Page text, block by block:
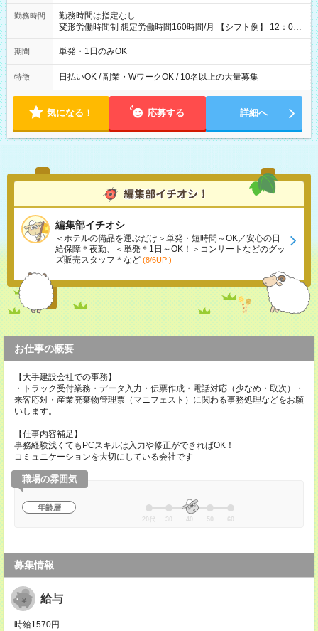
勤務時間
勤務時間は指定なし
変形労働時間制 想定労働時間160時間/月 【シフト例】 12：00
～22：00
期間 単発・1日のみOK
特徴 日払いOK / 副業・WワークOK / 10名以上の大量募集
気になる！ 応募する 詳細へ
編集部イチオシ
＜ホテルの備品を運ぶだけ＞単発・短時間～OK／安心の日
給保障＊夜勤、＜単発＊1日～OK！＞コンサートなどのグッ
ズ販売スタッフ＊など (8/6UP!)
お仕事の概要
【大手建設会社での事務】
・トラック受付業務・データ入力・伝票作成・電話対応（少なめ・取次）・
来客応対・産業廃棄物管理票（マニフェスト）に関わる事務処理などをお願
いします。
【仕事内容補足】
事務経験浅くてもPCスキルは入力や修正ができればOK！
コミュニケーションを大切にしている会社です
職場の雰囲気
年齢層
20代 30 40 50 60
募集情報
給与
時給1570円